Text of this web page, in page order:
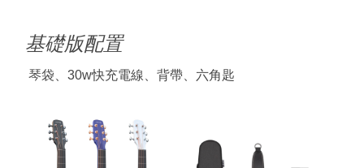
基礎版配置
琴袋、30w快充電線、背帶、六角匙